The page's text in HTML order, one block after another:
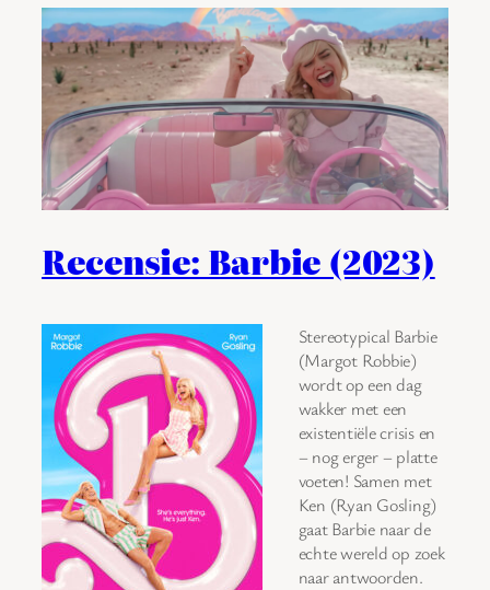
Recensie: Barbie (2023)
Stereotypical Barbie
(Margot Robbie)
wordt op een dag
wakker met een
existentiële crisis en
– nog erger – platte
voeten! Samen met
Ken (Ryan Gosling)
gaat Barbie naar de
echte wereld op zoek
naar antwoorden.